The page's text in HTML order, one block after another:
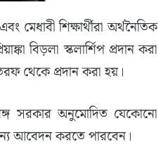
শিক্ষার্থীরা অর্থনৈতিক
বিড়লা স্কলার্শিপ প্রদান করা
থেকে প্রদান করা হয়।
সরকার অনুমোদিত যেকোনো
আবেদন করতে পারবেন।